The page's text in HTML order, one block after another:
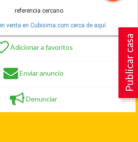
Publicar casa
142 vistas
Adicionar a favoritos
Enviar anuncio
Denunciar
referencia cercano.
venta en Cubisima.com cerca de aquí.